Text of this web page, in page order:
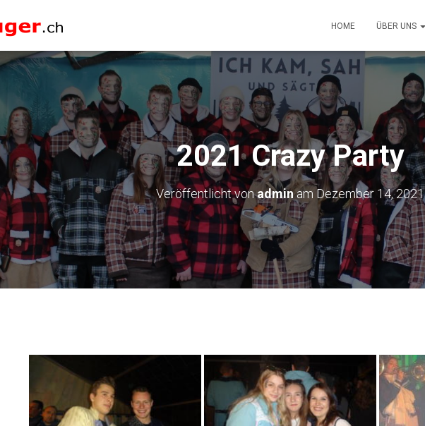
HOME ÜBER UNS
2021 Crazy Party
Veröffentlicht vonadminam Dezember 14, 2021